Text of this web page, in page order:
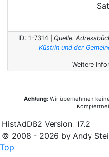
ID: 1-7314 | Quelle:
Küstrin und der
Weitere
Achtung: Wir übernehmen
HistAdDB2 Version: 17.2
© 2008 - 2026 by Andy
Top